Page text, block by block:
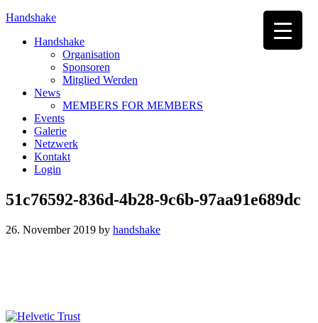
Handshake
Handshake
Organisation
Sponsoren
Mitglied Werden
News
MEMBERS FOR MEMBERS
Events
Galerie
Netzwerk
Kontakt
Login
51c76592-836d-4b28-9c6b-97aa91e689dc
26. November 2019 by handshake